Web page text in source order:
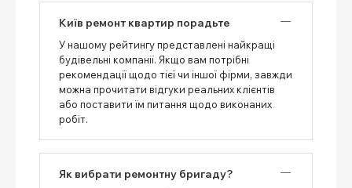
Київ ремонт квартир порадьте
У нашому рейтингу представлені найкращі
будівельні компанії. Якщо вам потрібні
рекомендації щодо тієї чи іншої фірми, завжди
можна прочитати відгуки реальних клієнтів
або поставити їм питання щодо виконаних
робіт.
Як вибрати ремонтну бригаду?